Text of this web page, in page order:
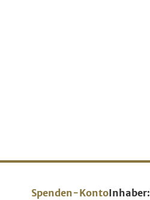
Spenden-KontoInhaber: